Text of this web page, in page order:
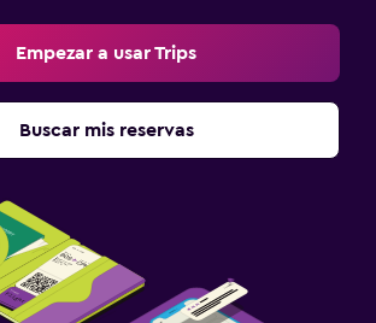
Empezar a usar Trips
Buscar mis reservas